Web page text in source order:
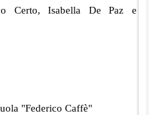
Certo, Isabella De Paz e
"Federico Caffè"